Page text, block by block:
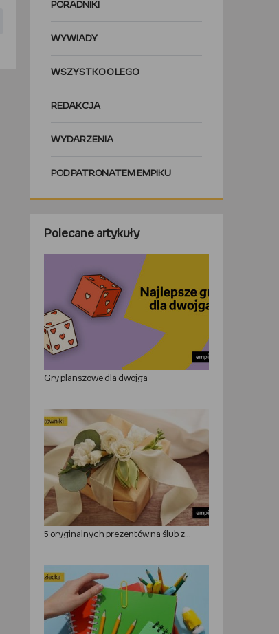
PORADNIKI
WYWIADY
WSZYSTKO O LEGO
REDAKCJA
WYDARZENIA
POD PATRONATEM EMPIKU
Polecane artykuły
Gry planszowe dla dwojga
5 oryginalnych prezentów na ślub zamiast kwiatów